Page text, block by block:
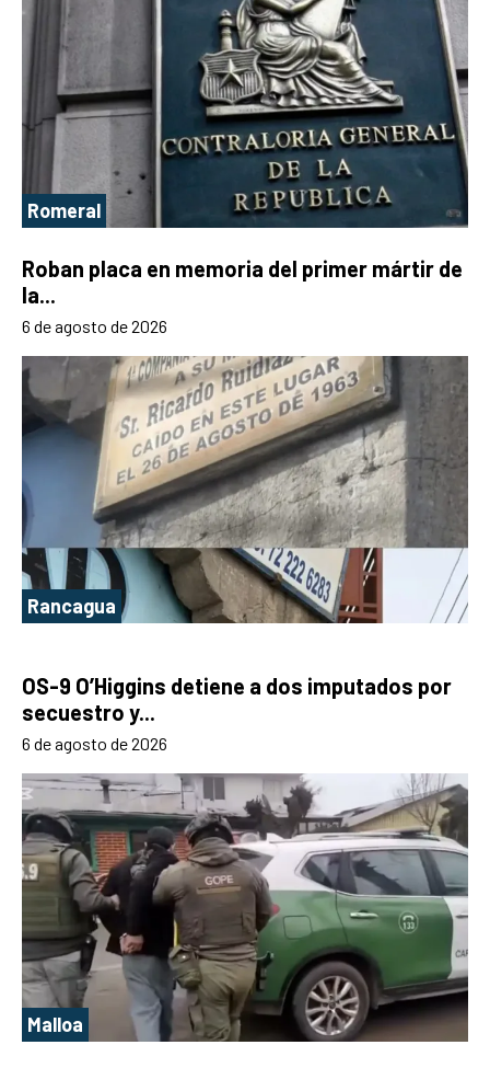
Romeral
Roban placa en memoria del primer mártir de
la...
6 de agosto de 2026
Rancagua
OS-9 O’Higgins detiene a dos imputados por
secuestro y...
6 de agosto de 2026
Malloa